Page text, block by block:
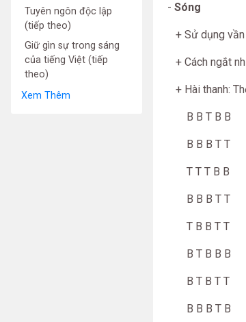
Tuyên ngôn độc lập
(tiếp theo)
Giữ gìn sự trong sáng
của tiếng Việt (tiếp
theo)
Xem Thêm
- Sóng
+ Sử dụng vần
+ Cách ngắt
+ Hài thanh:
B B T B B
B B B T T
T T T B B
B B B T T
T B B T T
B T B B B
B T B T T
B B B T B